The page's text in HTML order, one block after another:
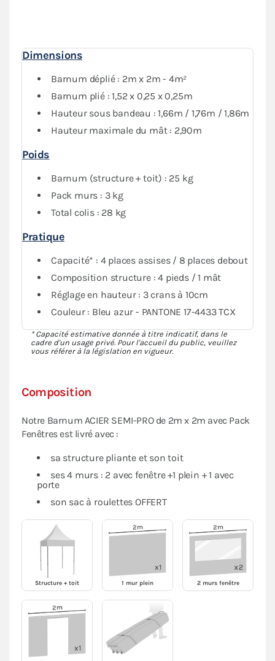
abri tout en conservant de la visibilité grâce au PVC
transparent.
Composition
Notre Barnum ACIER SEMI-PRO de 2m x 2m avec Pack
Fenêtres est livré avec :
sa structure pliante et son toit
ses 4 murs : 2 avec fenêtre +1 plein + 1 avec
porte
son sac à roulettes OFFERT
Structure + toit 1 mur plein 2 murs fenêtre
Dimensions
Barnum déplié : 2m x 2m - 4m²
Barnum plié : 1,52 x 0,25 x 0,25m
Hauteur sous bandeau : 1,66m / 1,76m / 1,86m
Hauteur maximale du mât : 2,90m
Poids
Barnum (structure + toit) : 25 kg
Pack murs : 3 kg
Total colis : 28 kg
Pratique
Capacité* : 4 places assises / 8 places debout
Composition structure : 4 pieds / 1 mât
Réglage en hauteur : 3 crans à 10cm
Couleur : Bleu azur - PANTONE 17-4433 TCX
* Capacité estimative donnée à titre indicatif, dans le
cadre d'un usage privé. Pour l'accueil du public, veuillez
vous référer à la législation en vigueur.